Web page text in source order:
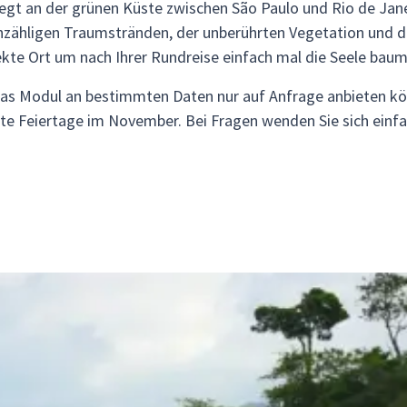
an der grünen Küste zwischen São Paulo und Rio de
Traumstränden, der unberührten Vegetation und
Ort um nach Ihrer Rundreise einfach mal die Seele
Modul an bestimmten Daten nur auf Anfrage anbieten
Feiertage im November. Bei Fragen wenden Sie sich